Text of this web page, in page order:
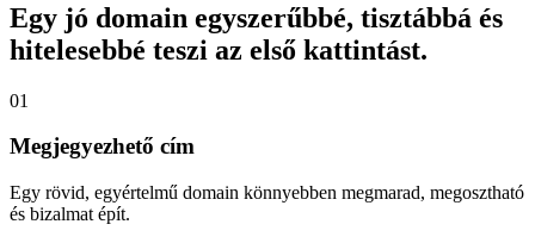
Egy jó domain egyszerűbbé, tisztábbá és
hitelesebbé teszi az első kattintást.
01
Megjegyezhető cím
Egy rövid, egyértelmű domain könnyebben megmarad, megosztható
és bizalmat épít.